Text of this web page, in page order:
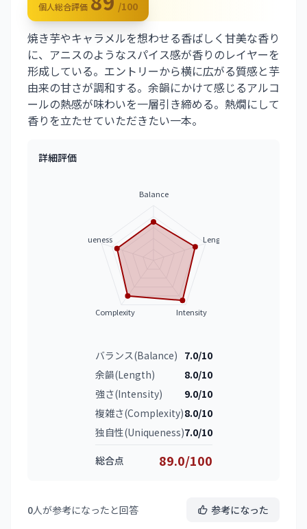
個人総合評価 /100
焼き芋やキャラメルを想わせる香ばしく甘美な香り
に、アニスのようなスパイス感が香りのレイヤーを
形成している。エントリーから横に広がる質感と芋
由来の甘さが調和する。余韻にかけて感じるアルコ
ールの熱感が味わいを一層引き締める。熱燗にして
香りを立たせていただきたい一本。
詳細評価
Balance
Length
Intensity
Complexity
Uniqueness
バランス(Balance) 7.0/10
余韻(Length)
8.0/10
強さ(Intensity)
9.0/10
複雑さ(Complexity)8.0/10
独自性(Uniqueness)7.0/10
総合点 89.0/100
0人が参考になったと回答 参考になった